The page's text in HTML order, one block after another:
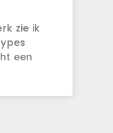
zie ik
een